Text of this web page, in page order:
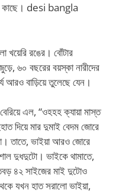
কাছে। desi bangla
খয়েরি রঙের। বোঁটার
৬০ বছরের বয়স্কা নারীদের
আরও বাড়িয়ে তুলেছে যেন।
এল, “ওহহহ ক্যায়া মাস্ত
দিয়ে মার দুমাই বেদম জোরে
তাতে, ভাইয়া আরও জোরে
দুধদুটো। ভাইকে থামাতে,
৪২ সাইজের মাই দুটোও
যখন হাত সরালো ভাইয়া,